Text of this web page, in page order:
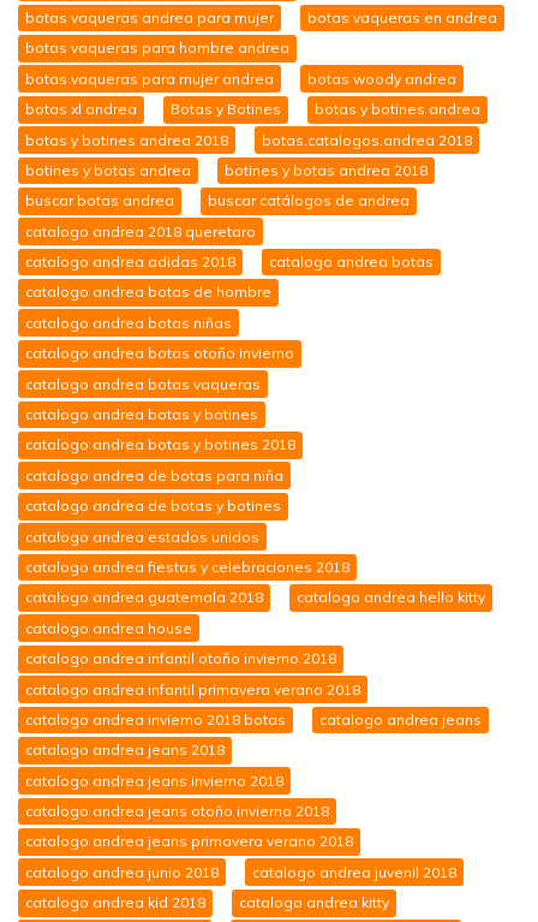
botas vaqueras andrea para mujer
botas vaqueras en andrea
botas vaqueras para hombre andrea
botas vaqueras para mujer andrea
botas woody andrea
botas xl andrea
Botas y Botines
botas y botines andrea
botas y botines andrea 2018
botas.catalogos.andrea 2018
botines y botas andrea
botines y botas andrea 2018
buscar botas andrea
buscar catálogos de andrea
catalogo andrea 2018 queretaro
catalogo andrea adidas 2018
catalogo andrea botas
catalogo andrea botas de hombre
catalogo andrea botas niñas
catalogo andrea botas otoño invierno
catalogo andrea botas vaqueras
catalogo andrea botas y botines
catalogo andrea botas y botines 2018
catalogo andrea de botas para niña
catalogo andrea de botas y botines
catalogo andrea estados unidos
catalogo andrea fiestas y celebraciones 2018
catalogo andrea guatemala 2018
catalogo andrea hello kitty
catalogo andrea house
catalogo andrea infantil otoño invierno 2018
catalogo andrea infantil primavera verano 2018
catalogo andrea invierno 2018 botas
catalogo andrea jeans
catalogo andrea jeans 2018
catalogo andrea jeans invierno 2018
catalogo andrea jeans otoño invierno 2018
catalogo andrea jeans primavera verano 2018
catalogo andrea junio 2018
catalogo andrea juvenil 2018
catalogo andrea kid 2018
catalogo andrea kitty